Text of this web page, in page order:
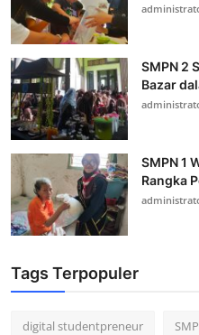
SMPN 2
Bazar
SMPN 1
Rangka
Tags Terpopuler
digital studentpreneur